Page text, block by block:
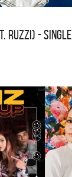
RUZZI) - SINGLE